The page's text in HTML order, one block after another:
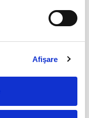
Afişare
23